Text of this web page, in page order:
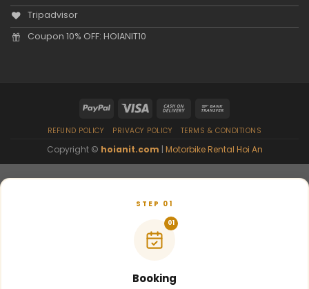
Tripadvisor
Coupon 10% OFF: HOIANIT10
REFUND POLICY PRIVACY POLICY TERMS & CONDITIONS
Copyright © hoianit.com | Motorbike Rental Hoi An
STEP 01
01
Booking